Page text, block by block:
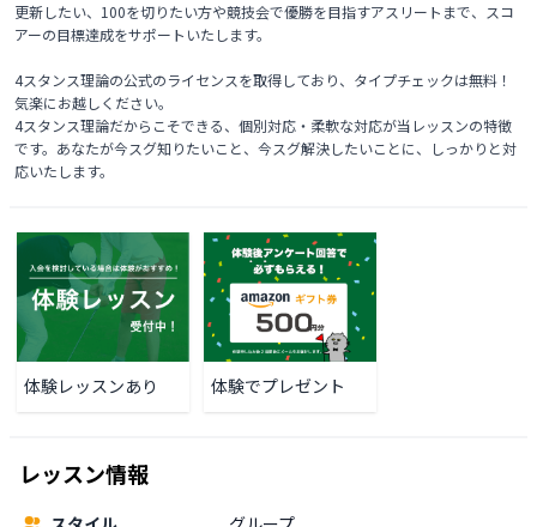
更新したい、100を切りたい方や競技会で優勝を目指すアスリートまで、スコ
アーの目標達成をサポートいたします。
4スタンス理論の公式のライセンスを取得しており、タイプチェックは無料！
気楽にお越しください。
4スタンス理論だからこそできる、個別対応・柔軟な対応が当レッスンの特徴
です。あなたが今スグ知りたいこと、今スグ解決したいことに、しっかりと対
応いたします。
体験レッスンあり 体験でプレゼント
レッスン情報